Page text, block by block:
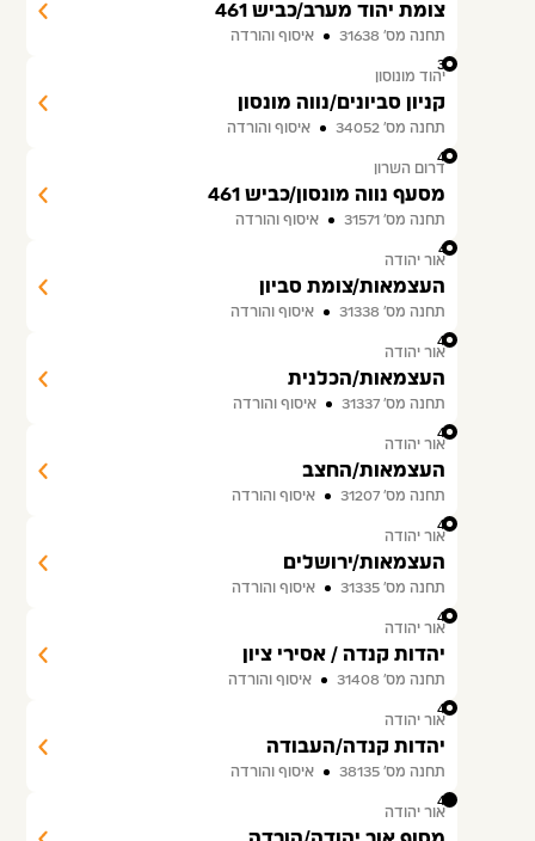
צומת יהוד מערב/כביש 461
תחנה מס׳ 31638 איסוף והורדה
39
יהוד מונוסון
קניון סביונים/נווה מונסון
תחנה מס׳ 34052 איסוף והורדה
40
דרום השרון
מסעף נווה מונסון/כביש 461
תחנה מס׳ 31571 איסוף והורדה
41
אור יהודה
העצמאות/צומת סביון
תחנה מס׳ 31338 איסוף והורדה
42
אור יהודה
העצמאות/הכלנית
תחנה מס׳ 31337 איסוף והורדה
43
אור יהודה
העצמאות/החצב
תחנה מס׳ 31207 איסוף והורדה
44
אור יהודה
העצמאות/ירושלים
תחנה מס׳ 31335 איסוף והורדה
45
אור יהודה
יהדות קנדה / אסירי ציון
תחנה מס׳ 31408 איסוף והורדה
46
אור יהודה
יהדות קנדה/העבודה
תחנה מס׳ 38135 איסוף והורדה
47
אור יהודה